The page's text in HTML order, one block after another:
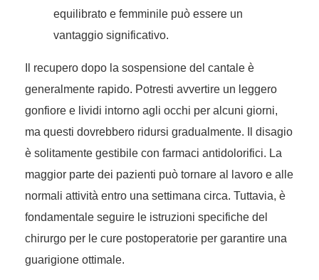
equilibrato e femminile può essere un
vantaggio significativo.
Il recupero dopo la sospensione del cantale è
generalmente rapido. Potresti avvertire un leggero
gonfiore e lividi intorno agli occhi per alcuni giorni,
ma questi dovrebbero ridursi gradualmente. Il disagio
è solitamente gestibile con farmaci antidolorifici. La
maggior parte dei pazienti può tornare al lavoro e alle
normali attività entro una settimana circa. Tuttavia, è
fondamentale seguire le istruzioni specifiche del
chirurgo per le cure postoperatorie per garantire una
guarigione ottimale.